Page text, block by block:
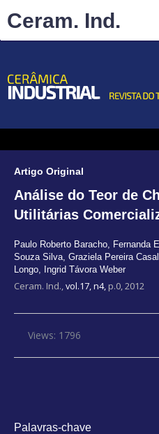
Artigo Original
Análise do Teor de
Utilitárias
Paulo Roberto Baracho, Fernanda
Souza Silva, Graziela Pereira
Longo, Ingrid Távora Weber
Ceram. Ind.,vol.17, n4, p.0, 2012
Views: 1796
Palavras-chave
Ceram. Ind.